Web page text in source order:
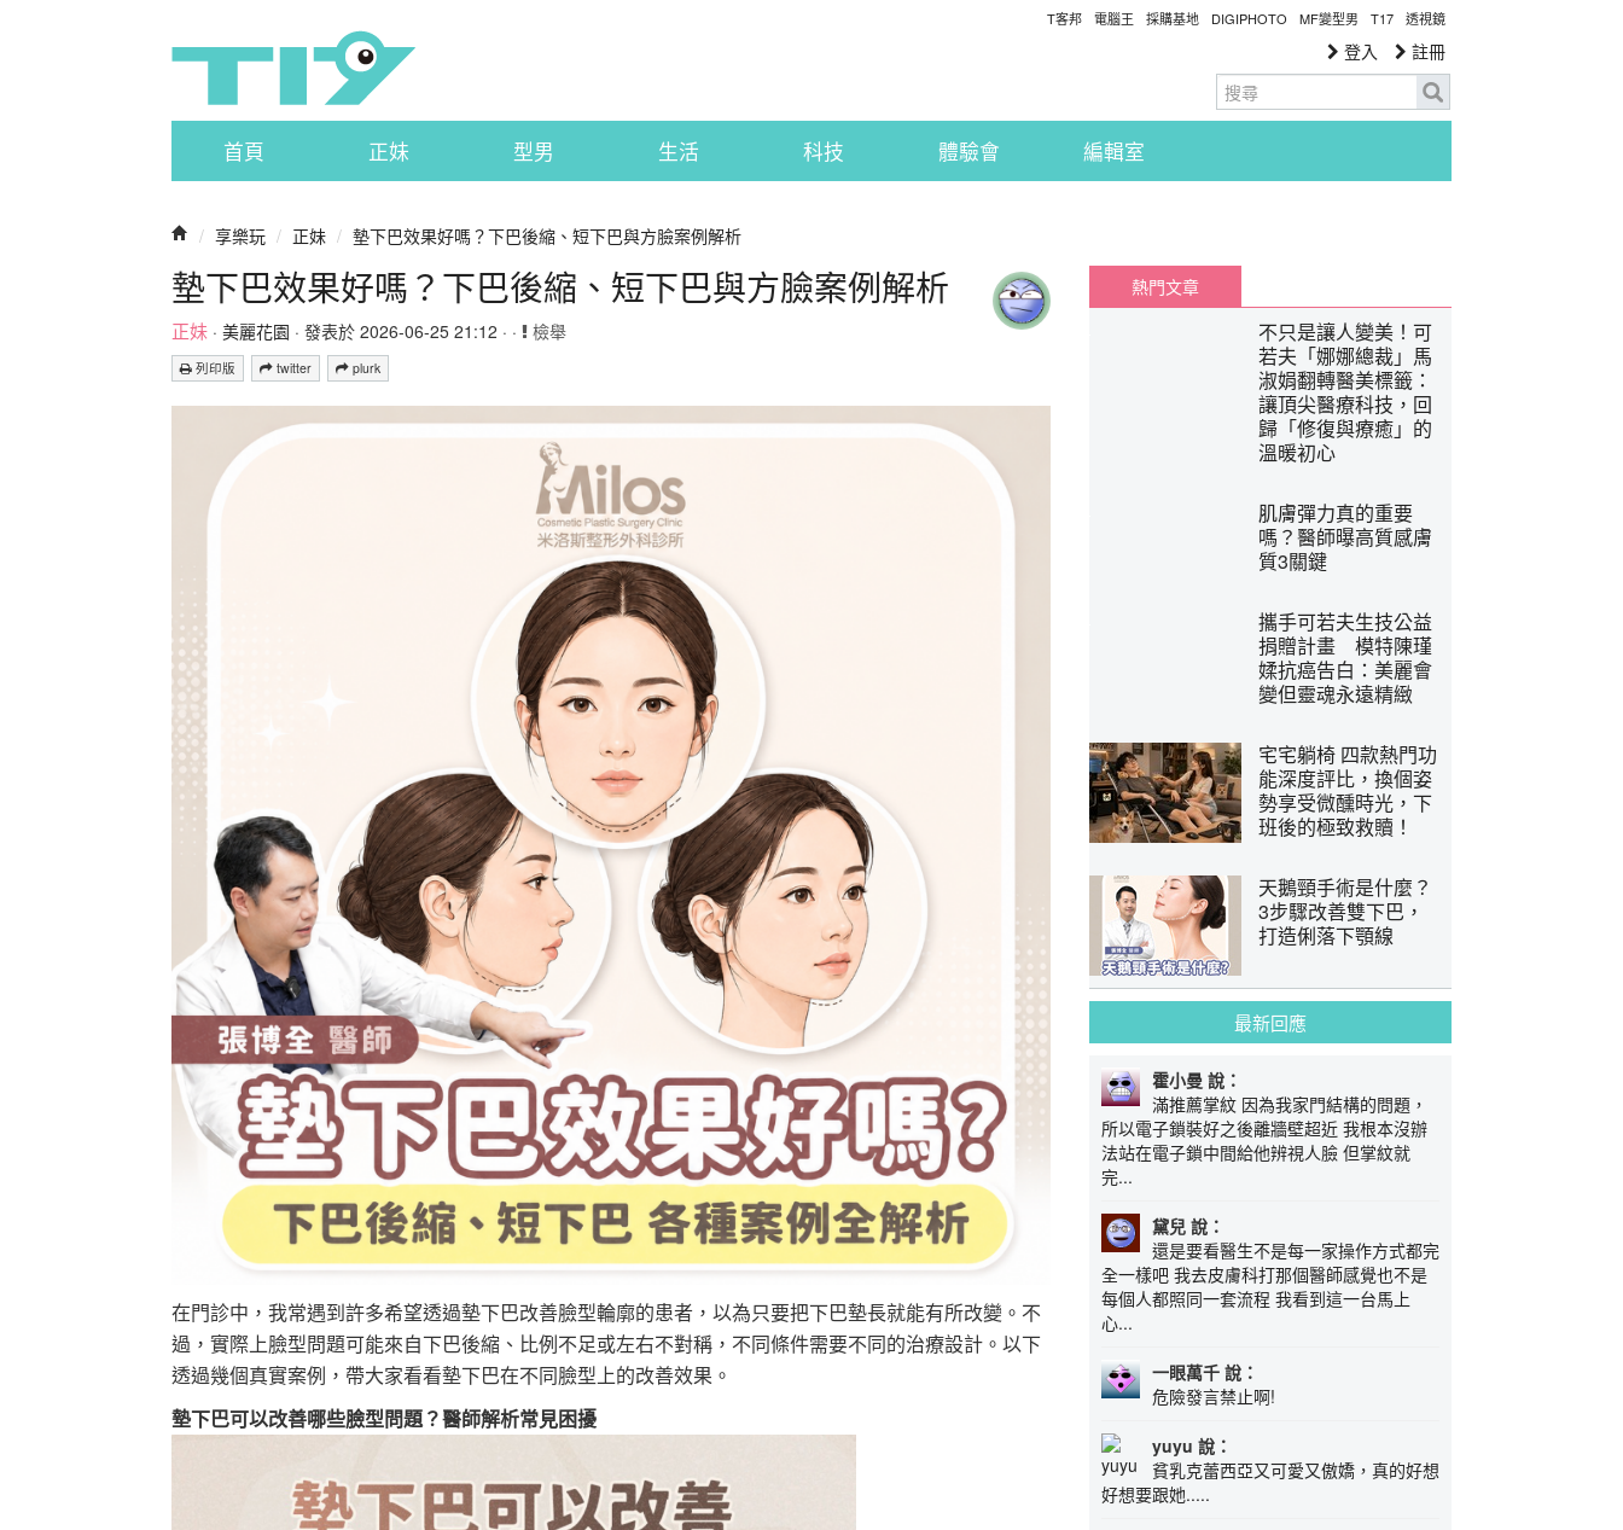
T客邦 電腦王 採購基地 DIGIPHOTO MF變型男 T17 透視鏡
登入 註冊
首頁 正妹 型男 生活 科技 體驗會 編輯室
/ 享樂玩 / 正妹 / 墊下巴效果好嗎？下巴後縮、短下巴與方臉案例解析
墊下巴效果好嗎？下巴後縮、短下巴與方臉案例解析
正妹 · 美麗花園 · 發表於 2026-06-25 21:12 · · 檢舉
列印版 twitter plurk
在門診中，我常遇到許多希望透過墊下巴改善臉型輪廓的患者，以為只要把下巴墊長就能有所改變。不
過，實際上臉型問題可能來自下巴後縮、比例不足或左右不對稱，不同條件需要不同的治療設計。以下
透過幾個真實案例，帶大家看看墊下巴在不同臉型上的改善效果。
墊下巴可以改善哪些臉型問題？醫師解析常見困擾
熱門文章
不只是讓人變美！可
若夫「娜娜總裁」馬
淑娟翻轉醫美標籤：
讓頂尖醫療科技，回
歸「修復與療癒」的
溫暖初心
肌膚彈力真的重要
嗎？醫師曝高質感膚
質3關鍵
攜手可若夫生技公益
捐贈計畫 模特陳瑾
媃抗癌告白：美麗會
變但靈魂永遠精緻
宅宅躺椅 四款熱門功
能深度評比，換個姿
勢享受微醺時光，下
班後的極致救贖！
天鵝頸手術是什麼？
3步驟改善雙下巴，
打造俐落下顎線
最新回應
霍小曼 說：
滿推薦掌紋 因為我家門結構的問題，
所以電子鎖裝好之後離牆壁超近 我根本沒辦
法站在電子鎖中間給他辨視人臉 但掌紋就
完...
黛兒 說：
還是要看醫生不是每一家操作方式都完
全一樣吧 我去皮膚科打那個醫師感覺也不是
每個人都照同一套流程 我看到這一台馬上
心...
一眼萬千 說：
危險發言禁止啊!
yuyu 說：
貧乳克蕾西亞又可愛又傲嬌，真的好想
好想要跟她.....